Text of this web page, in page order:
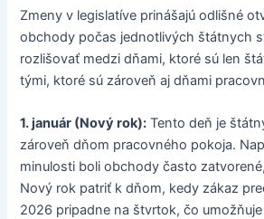
Zmeny v legislatíve prinášajú odlišné
obchody počas jednotlivých štátnych
rozlišovať medzi dňami, ktoré sú len
tými, ktoré sú zároveň aj dňami
1. január (Nový rok): Tento deň je
zároveň dňom pracovného pokoja.
minulosti boli obchody často
Nový rok patriť k dňom, kedy zákaz
2026 pripadne na štvrtok, čo